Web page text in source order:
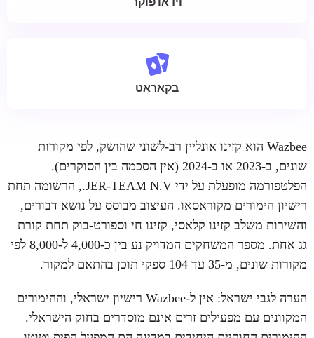
בקאראט
Wazbee הוא קזינו אונליין רב-לשוני שהושק, לפי מקורות
שונים, ב-2023 או ב-2024 (אין הסכמה בין הסוקרים).
הפלטפורמה מופעלת על ידי JER-TEAM N.V., הרשומה תחת
רישיון הימורים מקוראסאו. העיצוב מבוסס על נושא דבורים,
והשירות משלב קזינו קלאסי, קזינו חי וספורט-בוק תחת קורת
גג אחת. מספר המשחקים המדויק נע בין כ-4,000 ל-8,000 לפי
מקורות שונים, מ-35 עד 104 ספקי תוכן בהתאם למקור.
הערה לגבי ישראל: אין ל-Wazbee רישיון ישראלי, וההימורים
המקוונים עם מפעילים זרים אינם מוסדרים בחוק הישראלי.